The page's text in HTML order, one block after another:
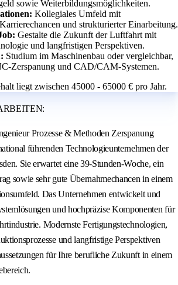
sowie Weiterbildungsmöglichkeiten.
Kollegiales Umfeld mit
und strukturierter Einarbeitung.
Gestalte die Zukunft der Luftfahrt mit
und langfristigen Perspektiven.
Studium im Maschinenbau oder vergleichbar,
Zerspanung und CAD/CAM-Systemen.
liegt zwischen 45000 - 65000 € pro Jahr.
Prozesse & Methoden Zerspanung
führenden Technologieunternehmen der
Sie erwartet eine 39-Stunden-Woche, ein
sowie sehr gute Übernahmechancen in einem
Das Unternehmen entwickelt und
und hochpräzise Komponenten für
Modernste Fertigungstechnologien,
und langfristige Perspektiven
für Ihre berufliche Zukunft in einem